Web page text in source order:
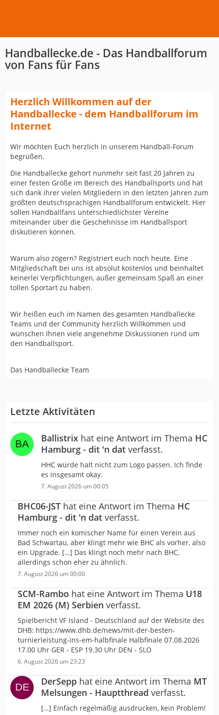
Handballecke.de - Das Handballforum
von Fans für Fans
Herzlich Willkommen auf der
Handballecke - dem Handballforum im
Internet
Wir möchten Euch herzlich in unserem Handball-Forum
begrüßen.
Die Handballecke gehört nunmehr seit fast 20 Jahren zu
einer festen Größe im Bereich des Handballsports und hat
sich dank ihrer vielen Mitgliedern in den letzten Jahren zum
größten deutschsprachigen Handballforum entwickelt. Hier
sollen Handballfans unterschiedlichster Vereine
miteinander über die Geschehnisse im Handballsport
diskutieren können.
Warum also zögern? Registriert euch noch heute. Eine
Mitgliedschaft bei uns ist absolut kostenlos und beinhaltet
keinerlei Verpflichtungen, außer gemeinsam Spaß an einer
tollen Sportart zu haben.
Wir heißen euch im Namen des gesamten Handballecke
Teams und der Community herzlich Willkommen und
wünschen Ihnen viele angenehme Diskussionen rund um
den Handballsport.
Das Handballecke Team
Letzte Aktivitäten
Ballistrix hat eine Antwort im Thema HC
Hamburg - dit 'n dat verfasst.
HHC würde halt nicht zum Logo passen. Ich finde
es insgesamt okay.
7. August 2026 um 00:05
BHC06-JST hat eine Antwort im Thema HC
Hamburg - dit 'n dat verfasst.
Immer noch ein komischer Name für einen Verein aus
Bad Schwartau, aber klingt mehr wie BHC als vorher, also
ein Upgrade. […] Das klingt noch mehr nach BHC,
allerdings schon eher zu ähnlich.
7. August 2026 um 00:00
SCM-Rambo hat eine Antwort im Thema U18
EM 2026 (M) Serbien verfasst.
Spielbericht VF Island - Deutschland auf der Website des
DHB: https://www.dhb.de/news/mit-der-besten-
turnierleistung-ins-em-halbfinale Halbfinale 07.08.2026
17.00 Uhr GER - ESP 19.30 Uhr DEN - SLO
6. August 2026 um 23:23
DerSepp hat eine Antwort im Thema MT
Melsungen - Hauptthread verfasst.
[…] Einfach regelmäßig ausdrucken, kein Problem!